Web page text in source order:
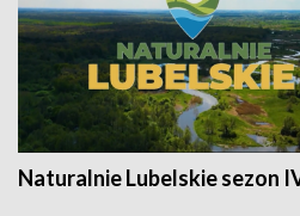
Naturalnie Lubelskie sezon